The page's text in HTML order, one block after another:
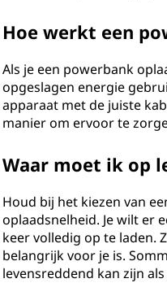
Hoe werkt een
Als je een powerbank
opgeslagen energie
apparaat met de juiste
manier om ervoor te
Waar moet ik op
Houd bij het kiezen van
oplaadsnelheid. Je wilt er
keer volledig op te laden.
belangrijk voor je is.
levensreddend kan zijn